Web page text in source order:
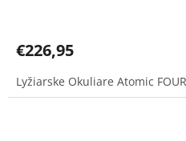
€226,95
Lyžiarske Okuliare Atomic